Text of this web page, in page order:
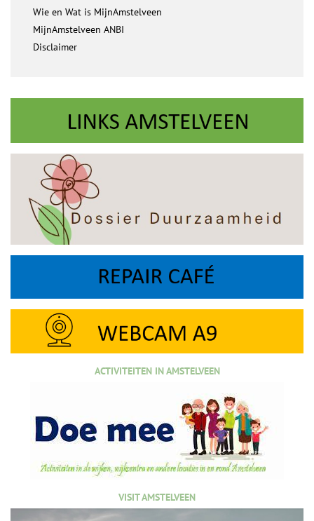
Wie en Wat is MijnAmstelveen
MijnAmstelveen ANBI
Disclaimer
ACTIVITEITEN IN AMSTELVEEN
VISIT AMSTELVEEN